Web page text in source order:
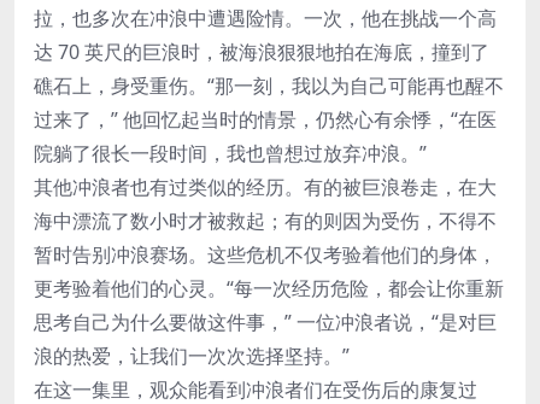
拉，也多次在冲浪中遭遇险情。一次，他在挑战一个高
达 70 英尺的巨浪时，被海浪狠狠地拍在海底，撞到了
礁石上，身受重伤。“那一刻，我以为自己可能再也醒不
过来了，” 他回忆起当时的情景，仍然心有余悸，“在医
院躺了很长一段时间，我也曾想过放弃冲浪。”
其他冲浪者也有过类似的经历。有的被巨浪卷走，在大
海中漂流了数小时才被救起；有的则因为受伤，不得不
暂时告别冲浪赛场。这些危机不仅考验着他们的身体，
更考验着他们的心灵。“每一次经历危险，都会让你重新
思考自己为什么要做这件事，” 一位冲浪者说，“是对巨
浪的热爱，让我们一次次选择坚持。”
在这一集里，观众能看到冲浪者们在受伤后的康复过